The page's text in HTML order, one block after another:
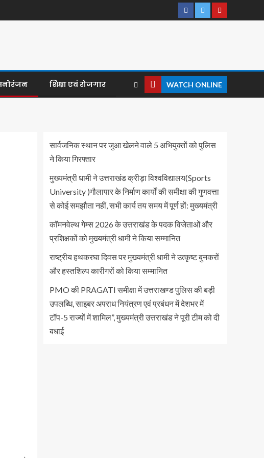
शिक्षा एवं रोजगार WATCH ONLINE
सार्वजनिक स्थान पर जुआ खेलने वाले 5 अभियुक्तों को पुलिस
ने किया गिरफ्तार
मुख्यमंत्री धामी ने उत्तराखंड क्रीड़ा विश्वविद्यालय(Sports
University )गौलापार के निर्माण कार्यों की समीक्षा की गुणवत्ता
से कोई समझौता नहीं, सभी कार्य तय समय में पूर्ण हों: मुख्यमंत्री
कॉमनवेल्थ गेम्स 2026 के उत्तराखंड के पदक विजेताओं और
प्रशिक्षकों को मुख्यमंत्री धामी ने किया सम्मानित
राष्ट्रीय हथकरघा दिवस पर मुख्यमंत्री धामी ने उत्कृष्ट बुनकरों
और हस्तशिल्प कारीगरों को किया सम्मानित
PMO की PRAGATI समीक्षा में उत्तराखण्ड पुलिस की बड़ी
उपलब्धि, साइबर अपराध नियंत्रण एवं प्रबंधन में देशभर में
टॉप-5 राज्यों में शामिल”, मुख्यमंत्री उत्तराखंड ने पूरी टीम को दी
बधाई